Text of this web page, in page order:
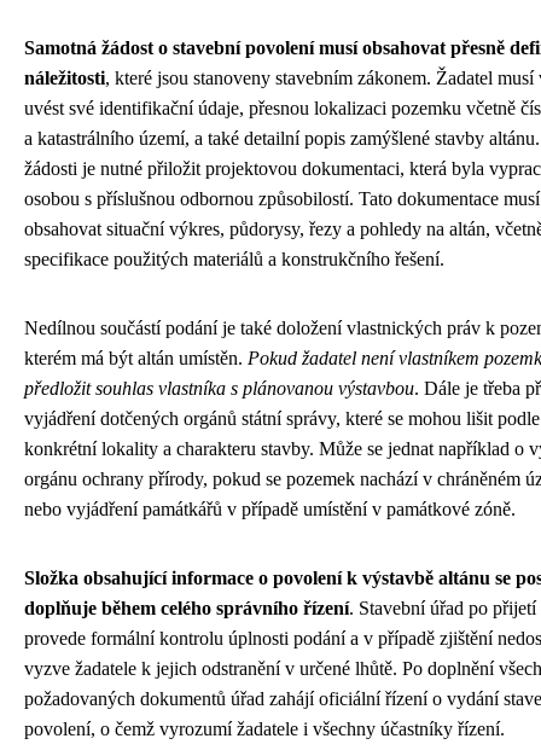
Samotná žádost o stavební povolení musí obsahovat přesně
náležitosti, které jsou stanoveny stavebním zákonem. Žadatel musí
uvést své identifikační údaje, přesnou lokalizaci pozemku včetně
a katastrálního území, a také detailní popis zamýšlené stavby
žádosti je nutné přiložit projektovou dokumentaci, která byla
osobou s příslušnou odbornou způsobilostí. Tato dokumentace musí
obsahovat situační výkres, půdorysy, řezy a pohledy na altán,
specifikace použitých materiálů a konstrukčního řešení.
Nedílnou součástí podání je také doložení vlastnických práv k
kterém má být altán umístěn. Pokud žadatel není vlastníkem
předložit souhlas vlastníka s plánovanou výstavbou. Dále je třeba
vyjádření dotčených orgánů státní správy, které se mohou lišit podle
konkrétní lokality a charakteru stavby. Může se jednat například o
orgánu ochrany přírody, pokud se pozemek nachází v chráněném
nebo vyjádření památkářů v případě umístění v památkové zóně.
Složka obsahující informace o povolení k výstavbě altánu se
doplňuje během celého správního řízení. Stavební úřad po přijetí
provede formální kontrolu úplnosti podání a v případě zjištění
vyzve žadatele k jejich odstranění v určené lhůtě. Po doplnění všech
požadovaných dokumentů úřad zahájí oficiální řízení o vydání
povolení, o čemž vyrozumí žadatele i všechny účastníky řízení.